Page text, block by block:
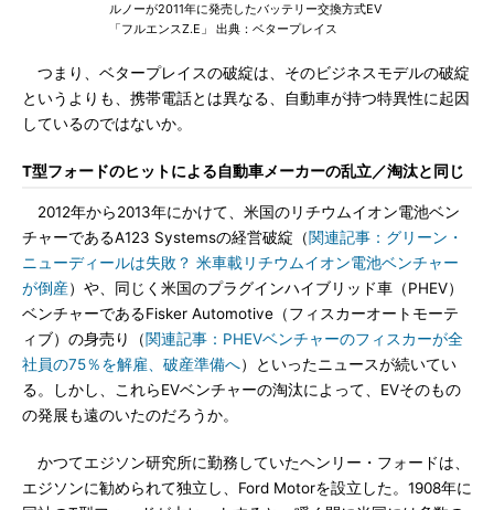
ルノーが2011年に発売したバッテリー交換方式EV
「フルエンスZ.E」 出典：ベタープレイス
つまり、ベタープレイスの破綻は、そのビジネスモデルの破綻
というよりも、携帯電話とは異なる、自動車が持つ特異性に起因
しているのではないか。
T型フォードのヒットによる自動車メーカーの乱立／淘汰と同じ
2012年から2013年にかけて、米国のリチウムイオン電池ベン
チャーであるA123 Systemsの経営破綻（関連記事：グリーン・
ニューディールは失敗？ 米車載リチウムイオン電池ベンチャー
が倒産）や、同じく米国のプラグインハイブリッド車（PHEV）
ベンチャーであるFisker Automotive（フィスカーオートモーテ
ィブ）の身売り（関連記事：PHEVベンチャーのフィスカーが全
社員の75％を解雇、破産準備へ）といったニュースが続いてい
る。しかし、これらEVベンチャーの淘汰によって、EVそのもの
の発展も遠のいたのだろうか。
かつてエジソン研究所に勤務していたヘンリー・フォードは、
エジソンに勧められて独立し、Ford Motorを設立した。1908年に